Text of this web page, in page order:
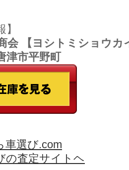
】
会 【ヨシトミショウ
津市平野町
車選び.com
の査定サイトヘ